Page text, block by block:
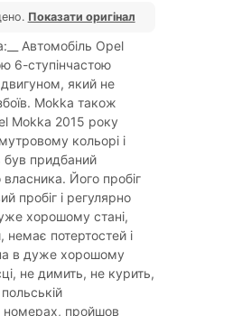
Показати оригінал
Автомобіль Opel
6-ступінчастою
який не
Mokka також
Mokka 2015 року
кольорі і
був придбаний
Його пробіг
пробіг і регулярно
хорошому стані,
немає потертостей і
в дуже хорошому
не димить, не курить,
номерах, пройшов